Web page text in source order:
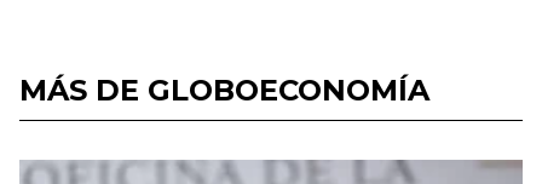
MÁS DE GLOBOECONOMÍA